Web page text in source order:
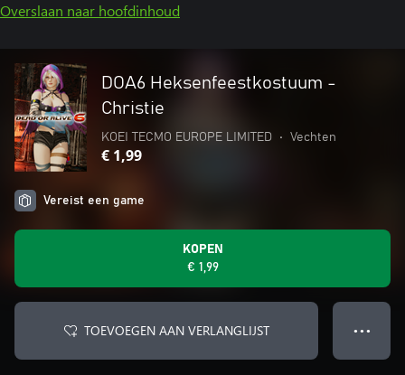
Overslaan naar hoofdinhoud
DOA6 Heksenfeestkostuum -
Christie
KOEI TECMO EUROPE LIMITED • Vechten
€ 1,99
Vereist een game
KOPEN
€ 1,99
TOEVOEGEN AAN VERLANGLIJST ● ● ●